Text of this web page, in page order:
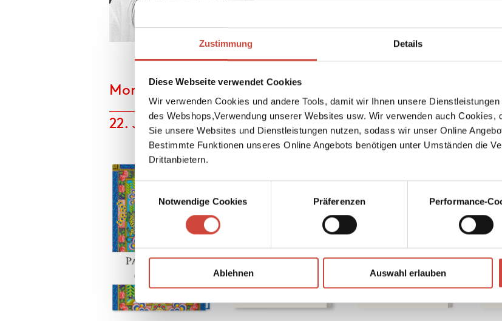
Zustimmung Details
Diese Webseite verwendet Cookies
Wir verwenden Cookies und andere Tools, damit wir Ihnen unsere
des Webshops,Verwendung unserer Websites usw. Wir verwenden auch
Sie unsere Websites und Dienstleistungen nutzen, sodass wir unser Online
Bestimmte Funktionen unseres Online Angebots benötigen unter Umständen die
Drittanbietern.
Einwilligungsauswahl
Notwendige Cookies
Präferenzen Performance-
Ablehnen Auswahl erlauben
Monatsnovitäten
22. Juli 2026